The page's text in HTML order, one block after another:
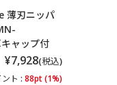
薄刃ニッパ
ャップ付
¥7,928(税込)
ト : 88pt (1%)